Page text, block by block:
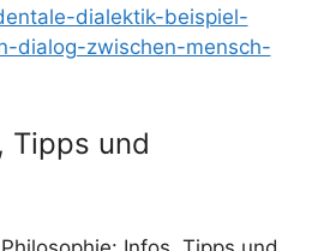
dialektik-beispiel-
dialog-zwischen-mensch-
Tipps und